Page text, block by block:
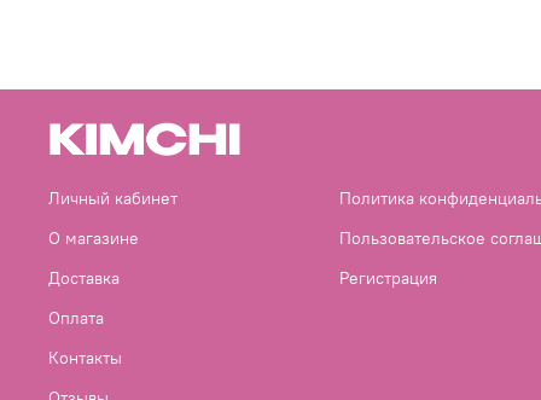
Личный кабинет
О магазине
Доставка
Оплата
Контакты
Политика
Пользовательское
Регистрация